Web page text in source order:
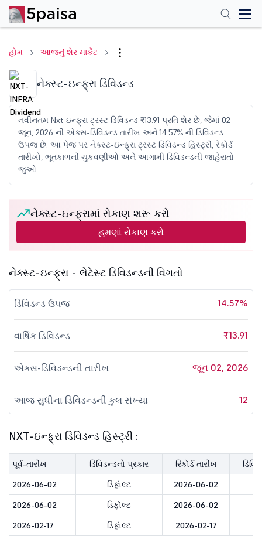
હોમ આજનું શેર માર્કેટ
નેક્સ્ટ-ઇન્ફ્રા ડિવિડન્ડ
નવીનતમ Nxt-ઇન્ફ્રા ટ્રસ્ટ ડિવિડન્ડ ₹13.91 પ્રતિ શેર છે, જેમાં 02
જૂન, 2026 ની એક્સ-ડિવિડન્ડ તારીખ અને 14.57% ની ડિવિડન્ડ
ઉપજ છે. આ પેજ પર નેક્સ્ટ-ઇન્ફ્રા ટ્રસ્ટ ડિવિડન્ડ હિસ્ટ્રી, રેકોર્ડ
તારીખો, ભૂતકાળની ચુકવણીઓ અને આગામી ડિવિડન્ડની જાહેરાતો
જુઓ.
નેક્સ્ટ-ઇન્ફ્રામાં રોકાણ શરૂ કરો
હમણાં રોકાણ કરો
નેક્સ્ટ-ઇન્ફ્રા - લેટેસ્ટ ડિવિડન્ડની વિગતો
ડિવિડન્ડ ઉપજ 14.57%
વાર્ષિક ડિવિડન્ડ ₹13.91
એક્સ-ડિવિડન્ડની તારીખ જૂન 02, 2026
આજ સુધીના ડિવિડન્ડની કુલ સંખ્યા 12
NXT-ઇન્ફ્રા ડિવિડન્ડ હિસ્ટ્રી :
પૂર્વ-તારીખ ડિવિડન્ડનો પ્રકાર રિકૉર્ડ તારીખ
2026-06-02
ડિફૉલ્ટ 2026-06-02
2026-06-02
ડિફૉલ્ટ 2026-06-02
2026-02-17
ડિફૉલ્ટ 2026-02-17